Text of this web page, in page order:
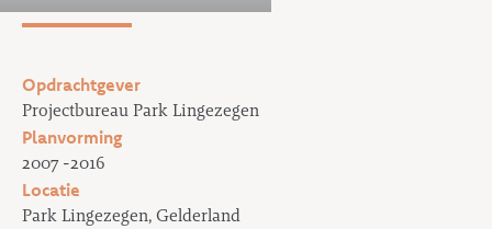
Opdrachtgever
Projectbureau Park Lingezegen
Planvorming
2007 -2016
Locatie
Park Lingezegen, Gelderland